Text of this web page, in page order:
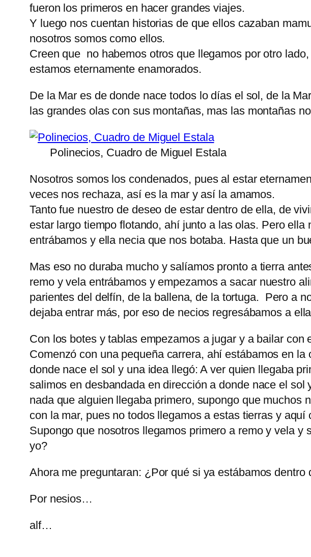
fueron los primeros en hacer grandes viajes.
Y luego nos cuentan historias de que ellos cazaban
nosotros somos como ellos.
Creen que no habemos otros que llegamos por otro
estamos eternamente enamorados.
De la Mar es de donde nace todos lo días el sol, de la
las grandes olas con sus montañas, mas las montañas
Polinecios, Cuadro de Miguel Estala
Nosotros somos los condenados, pues al estar
veces nos rechaza, así es la mar y así la amamos.
Tanto fue nuestro de deseo de estar dentro de ella, de
estar largo tiempo flotando, ahí junto a las olas. Pero
entrábamos y ella necia que nos botaba. Hasta que un
Mas eso no duraba mucho y salíamos pronto a tierra
remo y vela entrábamos y empezamos a sacar nuestro
parientes del delfín, de la ballena, de la tortuga. Pero a
dejaba entrar más, por eso de necios regresábamos a
Con los botes y tablas empezamos a jugar y a bailar
Comenzó con una pequeña carrera, ahí estábamos en
donde nace el sol y una idea llegó: A ver quien llegaba
salimos en desbandada en dirección a donde nace el
nada que alguien llegaba primero, supongo que
con la mar, pues no todos llegamos a estas tierras y
Supongo que nosotros llegamos primero a remo y vela
yo?
Ahora me preguntaran: ¿Por qué si ya estábamos dentro
Por nesios…
alf…